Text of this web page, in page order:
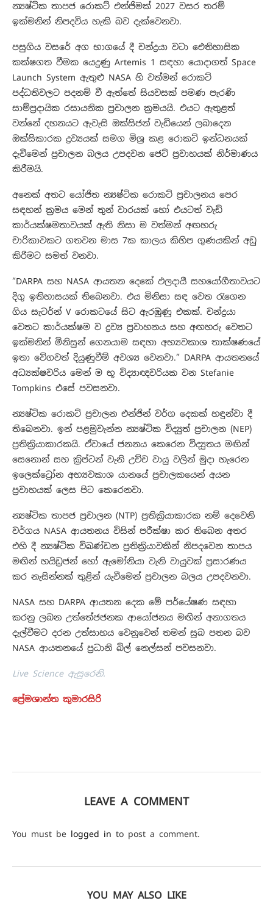
න්‍යෂ්ටික තාපජ රොකට් එන්ජිමක් 2027 වසර තරම්
ඉක්මනින් නිපදවිය හැකි බව දැක්වෙනවා.
පසුගිය වසරේ අග භාගයේ දී චන්ද්‍රයා වටා ඓතිහාසික
කක්ෂගත වීමක යෙදුණු Artemis 1 සඳහා යොදාගත් Space
Launch System ඇතුළු NASA හි වත්මන් රොකට්
පද්ධතිවලට පදනම් වී ඇත්තේ සියවසක් පමණ පැරණි
සාම්ප්‍රදායික රසායනික ප්‍රචාලන ක්‍රමයයි. එයට ඇතුළත්
වන්නේ දහනයට ඇවැසි ඔක්සිජන් වැඩියෙන් ලබාදෙන
ඔක්සිකාරක ද්‍රව්‍යයක් සමග මිශ්‍ර කළ රොකට් ඉන්ධනයක්
දැවීමෙන් ප්‍රචාලන බලය උපදවන ජෙට් ප්‍රවාහයක් නිර්මාණය
කිරීමයි.
අනෙක් අතට යෝජිත න්‍යෂ්ටික රොකට් ප්‍රචාලනය පෙර
සඳහන් ක්‍රමය මෙන් තුන් වාරයක් හෝ එයටත් වැඩි
කාර්යක්ෂමතාවයක් ඇති නිසා ම වත්මන් අඟහරු
චාරිකාවකට ගතවන මාස 7ක කාලය කිහිප ගුණයකින් අඩු
කිරීමට සමත් වනවා.
“DARPA සහ NASA ආයතන දෙකේ ඵලදායී සහයෝගීතාවයට
දිගු ඉතිහාසයක් තිබෙනවා. එය මිනිසා සඳ වෙත රැගෙන
ගිය සැටර්න් V රොකටයේ සිට ඇරඹුණු එකක්. චන්ද්‍රයා
වෙතට කාර්යක්ෂම ව ද්‍රව්‍ය ප්‍රවාහනය සහ අඟහරු වෙතට
ඉක්මනින් මිනිසුන් ගෙනයාම සඳහා අභ්‍යවකාශ තාක්ෂණයේ
ඉතා වේගවත් දියුණුවීම් අවශ්‍ය වෙනවා.” DARPA ආයතනයේ
අධ්‍යක්ෂවරිය මෙන් ම භූ විද්‍යාඥවරියක වන Stefanie
Tompkins එසේ පවසනවා.
න්‍යෂ්ටික රොකට් ප්‍රචාලන එන්ජින් වර්ග දෙකක් හඳුන්වා දී
තිබෙනවා. ඉන් පළමුවැන්න න්‍යෂ්‍ටික විද්‍යුත් ප්‍රචාලන (NEP)
ප්‍රතික්‍රියාකාරකයි. ඒවායේ ජනනය කෙරෙන විද්‍යුතය මඟින්
සෙනොන් සහ ක්‍රිප්ටන් වැනි උච්ච වායු වලින් මුදා හැරෙන
ඉලෙක්ට්‍රෝන අභ්‍යවකාශ යානයේ ප්‍රචාලකයෙන් අයන
ප්‍රවාහයක් ලෙස පිට කෙරෙනවා.
න්‍යෂ්ටික තාපජ ප්‍රචාලන (NTP) ප්‍රතික්‍රියාකාරක නම් දෙවෙනි
වර්ගය NASA ආයතනය විසින් පරීක්ෂා කර තිබෙන අතර
එහි දී න්‍යෂ්ටික විඛණ්ඩන ප්‍රතික්‍රියාවකින් නිපදවෙන තාපය
මඟින් හයිඩ්‍රජන් හෝ ඇමෝනියා වැනි වායුවක් ප්‍රසාරණය
කර නැසින්නක් තුළින් යැවීමෙන් ප්‍රචාලන බලය උපදවනවා.
NASA සහ DARPA ආයතන දෙක මේ පර්යේෂණ සඳහා
කරනු ලබන උත්තේජජනක ආයෝජනය මඟින් අනාගතය
දැල්වීමට දරන උත්සාහය වෙනුවෙන් තමන් සුබ පතන බව
NASA ආයතනයේ ප්‍රධානි බිල් නෙල්සන් පවසනවා.
Live Science ඇසුරෙනි.
ප්‍රේමශාන්ත කුමාරසිරි
LEAVE A COMMENT
You must be logged in to post a comment.
YOU MAY ALSO LIKE